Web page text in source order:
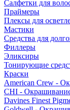
Салфетки для
Праймеры
Плексы для
Мастики
Средства для
Филлеры
Эликсиры
Тонирующие
Краски
American Crew -
CHI -
Davines Finest